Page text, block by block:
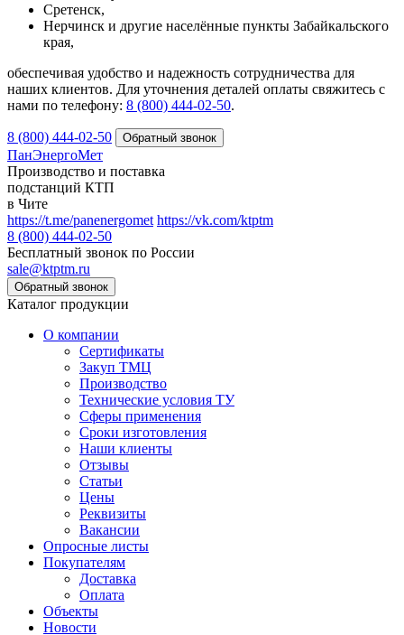
Сретенск,
Нерчинск и другие населённые пункты Забайкальского
края,
обеспечивая удобство и надежность сотрудничества для
наших клиентов. Для уточнения деталей оплаты свяжитесь с
нами по телефону: 8 (800) 444-02-50.
8 (800) 444-02-50
ПанЭнергоМет
Производство и поставка
подстанций КТП
в Чите
https://t.me/panenergomet https://vk.com/ktptm
8 (800) 444-02-50
Бесплатный звонок по России
sale@ktptm.ru
Каталог продукции
О компании
Сертификаты
Закуп ТМЦ
Производство
Технические условия ТУ
Сферы применения
Сроки изготовления
Наши клиенты
Отзывы
Статьи
Цены
Реквизиты
Вакансии
Опросные листы
Покупателям
Доставка
Оплата
Объекты
Новости